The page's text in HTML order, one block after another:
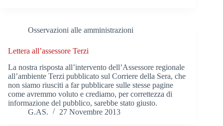
Osservazioni alle amministrazioni
Lettera all’assessore Terzi
La nostra risposta all’intervento dell’Assessore regionale
all’ambiente Terzi pubblicato sul Corriere della Sera, che
non siamo riusciti a far pubblicare sulle stesse pagine
come avremmo voluto e crediamo, per correttezza di
informazione del pubblico, sarebbe stato giusto.
G.AS.
27 Novembre 2013